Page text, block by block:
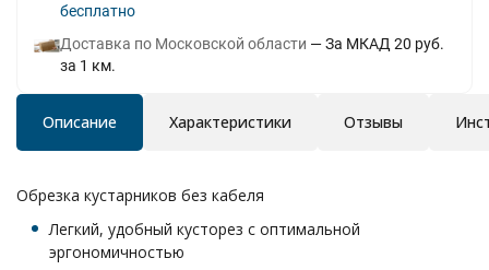
Бесплатно
Доставка по Московской области
За МКАД 20 руб.
за 1 км.
Описание Характеристики Отзывы
Обрезка кустарников без кабеля
Легкий, удобный кусторез с оптимальной
эргономичностью